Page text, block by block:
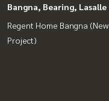
Bangna, Bearing, Lasalle
Regent Home Bangna (New
Project)